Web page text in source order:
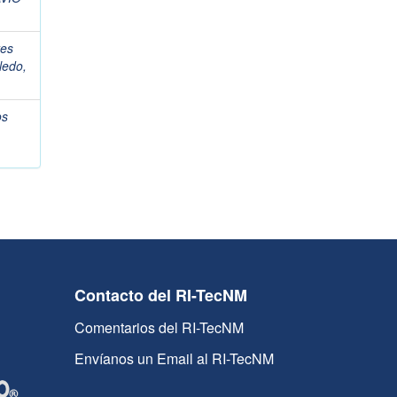
Contacto del RI-TecNM
Comentarios del RI-TecNM
Envíanos un Email al RI-TecNM